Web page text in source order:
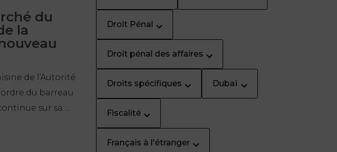
du
la
de l’Autorité
du barreau
sur sa ...
Droit Pénal
Droit pénal des affaires
Droits spécifiques Dubaï
Fiscalité
Français à l'étranger